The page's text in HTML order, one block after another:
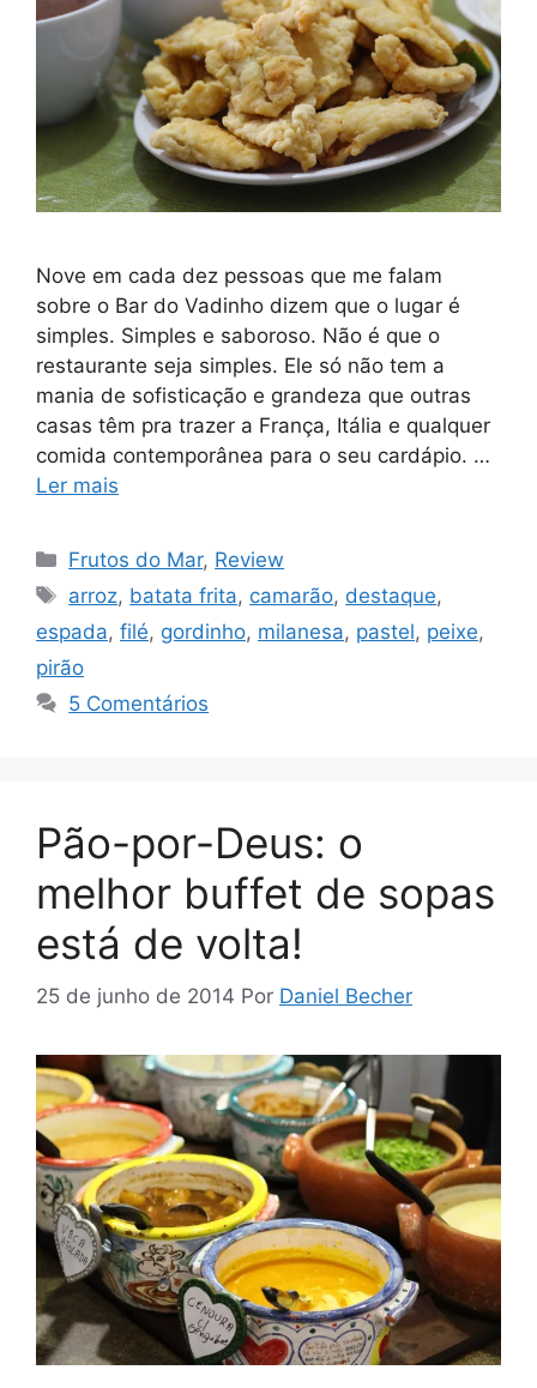
Nove em cada dez pessoas que me falam
sobre o Bar do Vadinho dizem que o lugar é
simples. Simples e saboroso. Não é que o
restaurante seja simples. Ele só não tem a
mania de sofisticação e grandeza que outras
casas têm pra trazer a França, Itália e qualquer
comida contemporânea para o seu cardápio. …
Ler mais
Categorias
Frutos do Mar, Review
Tags
arroz, batata frita, camarão, destaque,
espada, filé, gordinho, milanesa, pastel, peixe,
pirão
5 Comentários
Pão-por-Deus: o
melhor buffet de sopas
está de volta!
25 de junho de 2014 Por Daniel Becher